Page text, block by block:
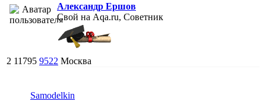
Александр Ершов
Свой на Aqa.ru, Советник
2 11795 9522 Москва
Samodelkin